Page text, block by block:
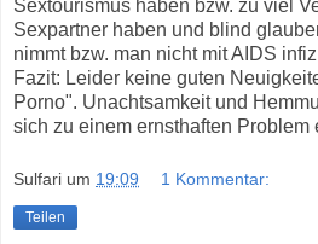
Sextourismus haben bzw. zu viel
Sexpartner haben und blind
nimmt bzw. man nicht mit AIDS
Fazit: Leider keine guten
Porno". Unachtsamkeit und
sich zu einem ernsthaften Problem
Sulfari um 19:09 1 Kommentar:
Teilen